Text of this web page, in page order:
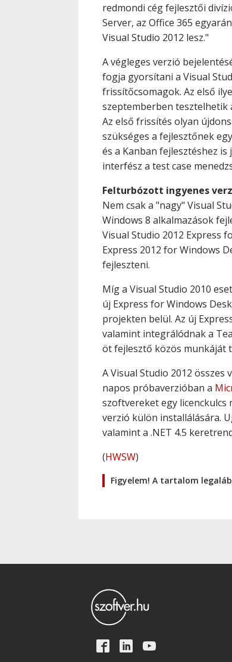
redmondi cég fejlesztői
Server, az Office 365
Visual Studio 2012 lesz."
A végleges verzió
fogja gyorsítani a Visual
frissítőcsomagok. Az első
szeptemberben tesztelhetik
Az első frissítés olyan
szükséges a fejlesztőnek
és a Kanban fejlesztéshez
interfész a test case
Felturbózott ingyenes
Nem csak a "nagy" Visual
Windows 8 alkalmazások
Visual Studio 2012 Express
Express 2012 for Windows
fejleszteni.
Míg a Visual Studio 2010
új Express for Windows
projekten belül. Az új
valamint integrálódnak a
öt fejlesztő közös munkáját
A Visual Studio 2012
napos próbaverzióban a
szoftvereket egy licenckulcs
verzió külön installálására.
valamint a .NET 4.5
(HWSW)
Figyelem! A tartalom